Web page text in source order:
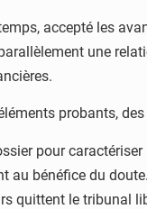
accepté les
une
probants,
pour
au bénéfice du
quittent le tribunal